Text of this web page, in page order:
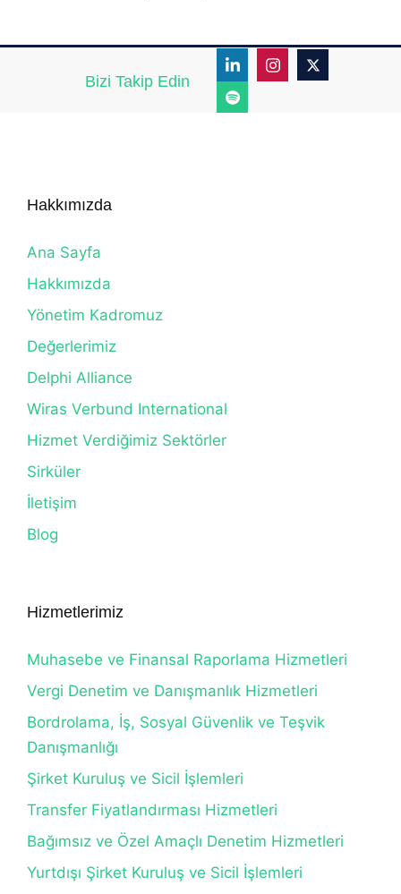
Bizi Takip Edin
Hakkımızda
Ana Sayfa
Hakkımızda
Yönetim Kadromuz
Değerlerimiz
Delphi Alliance
Wiras Verbund International
Hizmet Verdiğimiz Sektörler
Sirküler
İletişim
Blog
Hizmetlerimiz
Muhasebe ve Finansal Raporlama Hizmetleri
Vergi Denetim ve Danışmanlık Hizmetleri
Bordrolama, İş, Sosyal Güvenlik ve Teşvik
Danışmanlığı
Şirket Kuruluş ve Sicil İşlemleri
Transfer Fiyatlandırması Hizmetleri
Bağımsız ve Özel Amaçlı Denetim Hizmetleri
Yurtdışı Şirket Kuruluş ve Sicil İşlemleri